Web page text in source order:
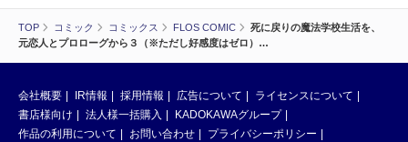
TOP コミック コミックス FLOS COMIC
死に戻りの魔法学校生活を、
元恋人とプロローグから３（※ただし好感度はゼロ）…
会社概要 IR情報 採用情報 広告について
ライセンスについて
書店様向け
法人様一括購入
KADOKAWAグループ
作品の利用について
お問い合わせ
プライバシーポリシー